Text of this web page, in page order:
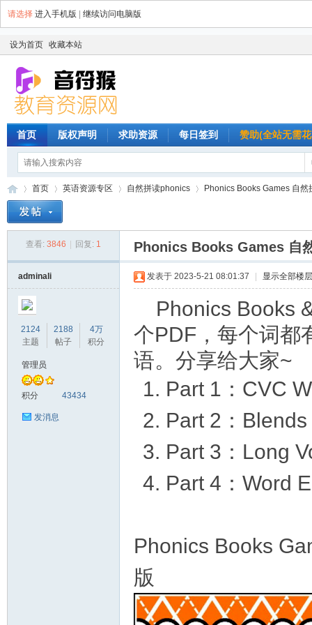
请选择 进入手机版 继续访问电脑版
设为首页 收藏本站
首页 版权声明 求助资源 每日签到 赞助(全站无需
首页
›
英语资源专区 自然拼读phonics Phonics Books Games 自
查看: 3846 回复: 1 Phonics Books Games 自
adminali
2124
主题
2188
帖子
4万
积分
管理员
积分 43434
发消息
发表于 2023-5-21 08:01:37 显示全部楼层
Phonics Books
个PDF，每个词都
语。分享给大家~
Part 1：CVC
Part 2：
Part 3：Long
Part 4：Word
Phonics Books
版